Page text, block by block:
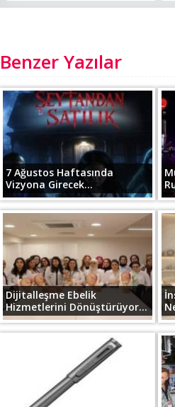
Benzer Yazılar
7 Ağustos Haftasında
Vizyona Girecek...
Dijitalleşme Ebelik
Hizmetlerini Dönüştürüyor...